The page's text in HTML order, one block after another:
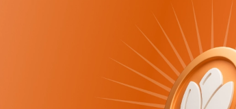
информации в базах